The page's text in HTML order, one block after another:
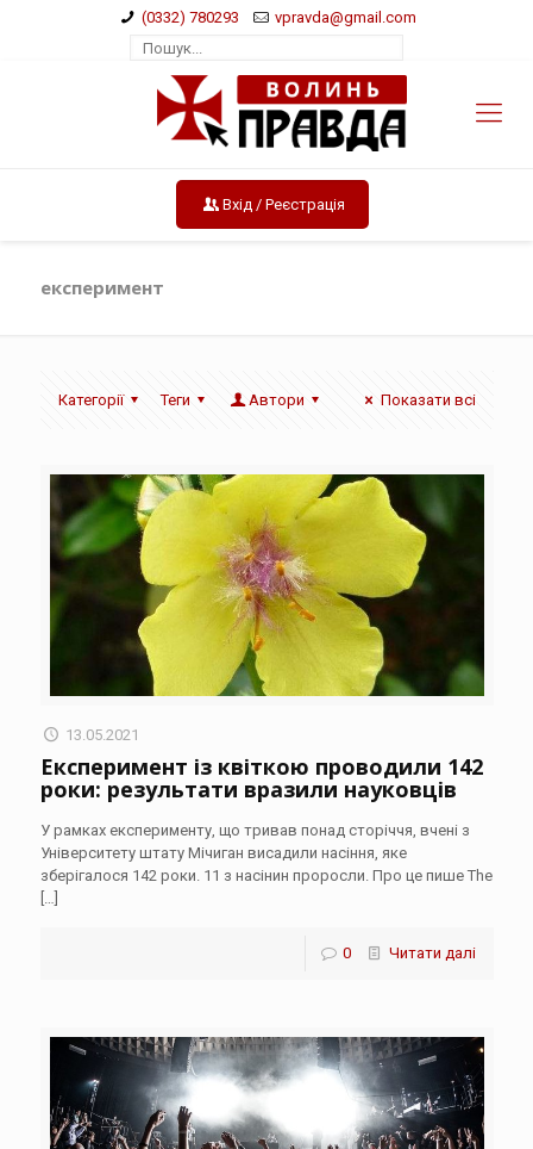
(0332) 780293 vpravda@gmail.com
Вхід / Реєстрація
експеримент
Категорії Теги Автори Показати всі
13.05.2021
Експеримент із квіткою проводили 142
роки: результати вразили науковців
У рамках експерименту, що тривав понад сторіччя, вчені з
Університету штату Мічиган висадили насіння, яке
зберігалося 142 роки. 11 з насінин проросли. Про це пише The
[…]
0 Читати далі